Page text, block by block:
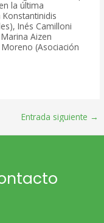
la última
Inés Camilloni
Aizen
(Asociación
Entrada siguiente →